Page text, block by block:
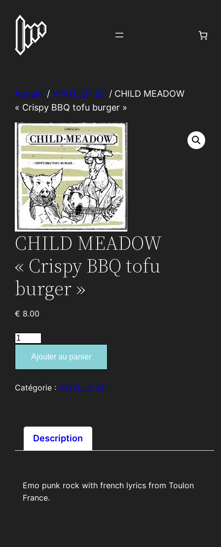
contenu
Accueil /VINYL LP 12" / CHILD MEADOW
« Crispy BBQ tofu burger »
CHILD MEADOW
« Crispy BBQ tofu
burger »
€ 8.00
quantité
CHILD
"Crispy
Ajouter au panier
Catégorie :VINYL LP 12″
Description
Emo punk rock with french lyrics from Toulon
France.